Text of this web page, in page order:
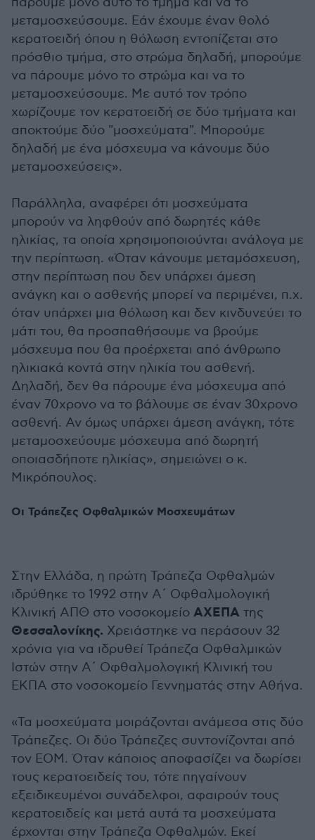
μεταμοσχεύσουμε. Εάν έχουμε έναν θολό
κερατοειδή όπου η θόλωση εντοπίζεται στο
πρόσθιο τμήμα, στο στρώμα δηλαδή, μπορούμε
να πάρουμε μόνο το στρώμα και να το
μεταμοσχεύσουμε. Με αυτό τον τρόπο
χωρίζουμε τον κερατοειδή σε δύο τμήματα και
αποκτούμε δύο "μοσχεύματα". Μπορούμε
δηλαδή με ένα μόσχευμα να κάνουμε δύο
μεταμοσχεύσεις».
Παράλληλα, αναφέρει ότι μοσχεύματα
μπορούν να ληφθούν από δωρητές κάθε
ηλικίας, τα οποία χρησιμοποιούνται ανάλογα με
την περίπτωση. «Όταν κάνουμε μεταμόσχευση,
στην περίπτωση που δεν υπάρχει άμεση
ανάγκη και ο ασθενής μπορεί να περιμένει, π.χ.
όταν υπάρχει μια θόλωση και δεν κινδυνεύει το
μάτι του, θα προσπαθήσουμε να βρούμε
μόσχευμα που θα προέρχεται από άνθρωπο
ηλικιακά κοντά στην ηλικία του ασθενή.
Δηλαδή, δεν θα πάρουμε ένα μόσχευμα από
έναν 70χρονο να το βάλουμε σε έναν 30χρονο
ασθενή. Αν όμως υπάρχει άμεση ανάγκη, τότε
μεταμοσχεύουμε μόσχευμα από δωρητή
οποιασδήποτε ηλικίας», σημειώνει ο κ.
Μικρόπουλος.
Οι Τράπεζες Οφθαλμικών Μοσχευμάτων
Στην Ελλάδα, η πρώτη Τράπεζα Οφθαλμών
ιδρύθηκε το 1992 στην Α΄ Οφθαλμολογική
Κλινική ΑΠΘ στο νοσοκομείο ΑΧΕΠΑ της
Θεσσαλονίκης. Χρειάστηκε να περάσουν 32
χρόνια για να ιδρυθεί Τράπεζα Οφθαλμικών
Ιστών στην Α΄ Οφθαλμολογική Κλινική του
ΕΚΠΑ στο νοσοκομείο Γεννηματάς στην Αθήνα.
«Τα μοσχεύματα μοιράζονται ανάμεσα στις δύο
Τράπεζες. Οι δύο Τράπεζες συντονίζονται από
τον ΕΟΜ. Όταν κάποιος αποφασίζει να δωρίσει
τους κερατοειδείς του, τότε πηγαίνουν
εξειδικευμένοι συνάδελφοι, αφαιρούν τους
κερατοειδείς και μετά αυτά τα μοσχεύματα
έρχονται στην Τράπεζα Οφθαλμών. Εκεί